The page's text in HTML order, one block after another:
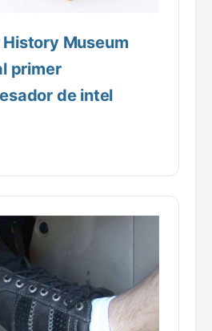
Museum
primer
de intel